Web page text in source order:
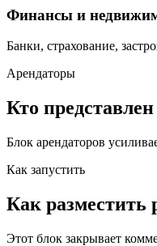
Финансы и
Банки, страхование,
Арендаторы
Кто
Блок арендаторов
Как запустить
Как разместить
Этот блок закрывает